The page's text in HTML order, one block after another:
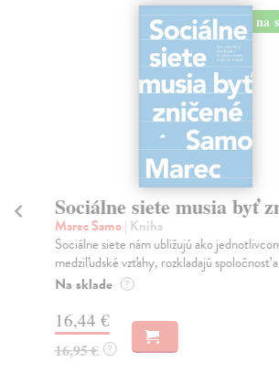
na
Sociálne siete musia byť
Marec Samo| Kniha
Sociálne siete nám ubližujú ako
medziľudské vzťahy, rozkladajú spoločnosť
Na sklade ?
16,44 €
16,95 € ?